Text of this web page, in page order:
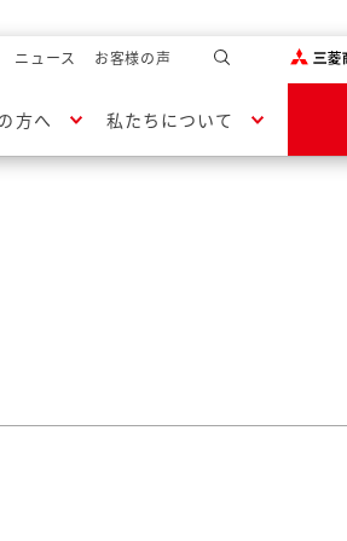
ニュース お客様の声
方へ 私たちについて